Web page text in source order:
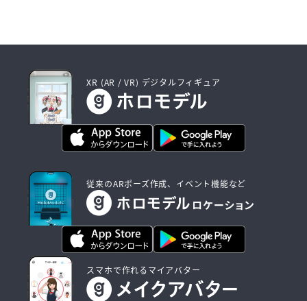
XR (AR / VR) デジタルフィギュア
従来のARポーズ作成、イベント機能など
スマホで作れるマイアバター